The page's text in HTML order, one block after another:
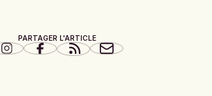
PARTAGER L'ARTICLE